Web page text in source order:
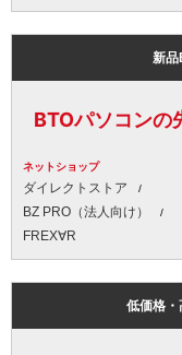
新品
BTOパソコンの
ネットショップ
ダイレクトストア
BZ PRO（法人向け）
FREX∀R
低価格・